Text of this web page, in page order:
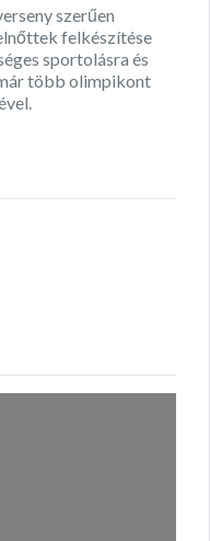
szerűen
felkészítése
sportolásra és
több olimpikont